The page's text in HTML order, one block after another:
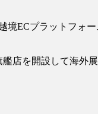
ECプラットフォ
店を開設して海外展